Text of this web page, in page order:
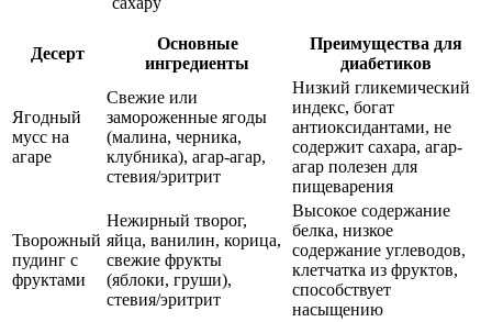
Десерт
Основные
ингредиенты
Преимущества для
диабетиков
Ягодный
мусс на
агаре
Свежие или
замороженные ягоды
(малина, черника,
клубника), агар-агар,
стевия/эритрит
Низкий гликемический
индекс, богат
антиоксидантами, не
содержит сахара, агар-
агар полезен для
пищеварения
Творожный
пудинг с
фруктами
Нежирный творог,
яйца, ванилин, корица,
свежие фрукты
(яблоки, груши),
стевия/эритрит
Высокое содержание
белка, низкое
содержание углеводов,
клетчатка из фруктов,
способствует
насыщению